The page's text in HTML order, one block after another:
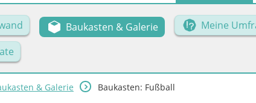
Baukasten & Galerie Meine
& Galerie Baukasten: Fußball